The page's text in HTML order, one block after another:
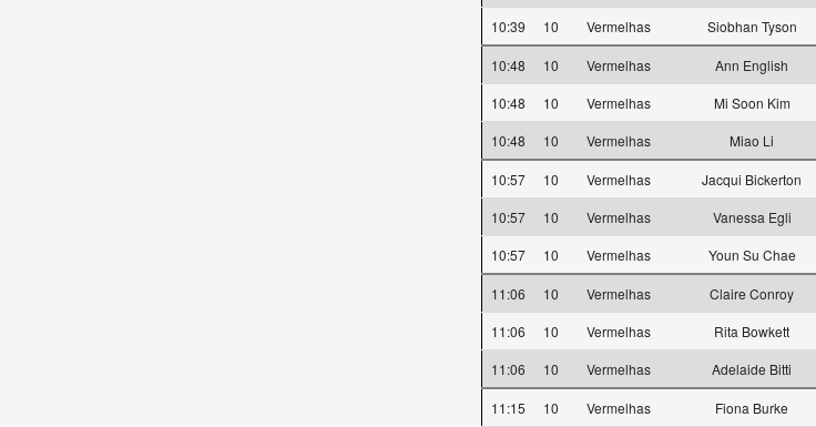
10:39 10 Vermelhas Siobhan Tyson
10:48 10 Vermelhas Ann English
10:48
10 Vermelhas Mi Soon Kim
10:48
10 Vermelhas Miao Li
10:57 10 Vermelhas Jacqui Bickerton
10:57
10 Vermelhas Vanessa Egli
10:57
10 Vermelhas Youn Su Chae
11:06 10 Vermelhas Claire Conroy
11:06
10 Vermelhas Rita Bowkett
11:06
10 Vermelhas Adelaide Bitti
11:15 10 Vermelhas Fiona Burke